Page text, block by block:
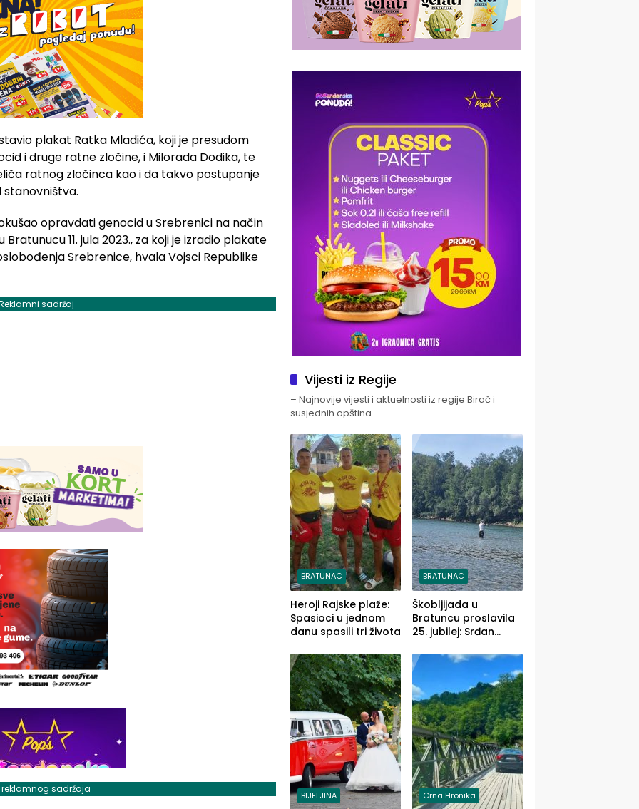
plakat Ratka Mladića, koji je presudom
i druge ratne zločine, i Milorada Dodika, te
ratnog zločinca kao i da takvo postupanje
stanovništva.
opravdati genocid u Srebrenici na način
11. jula 2023., za koji je izradio plakate
Srebrenice, hvala Vojsci Republike
sadržaj
reklamnog sadržaja
Vijesti iz Regije
– Najnovije vijesti i aktuelnosti iz regije Birač i
susjednih opština.
BRATUNAC
Heroji Rajske plaže:
Spasioci u jednom
danu spasili tri života
BRATUNAC
Škobljijada u
Bratuncu proslavila
25. jubilej: Srđan
ulovom od 2.040
grama (FOTO)
BIJELJINA Crna Hronika